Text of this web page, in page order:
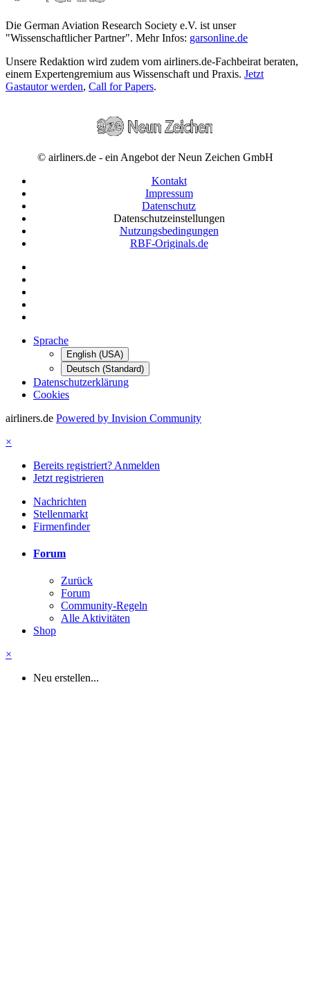
Die German Aviation Research Society e.V. ist unser
"Wissenschaftlicher Partner". Mehr Infos: garsonline.de
Unsere Redaktion wird zudem vom airliners.de-Fachbeirat beraten,
einem Expertengremium aus Wissenschaft und Praxis. Jetzt
Gastautor werden, Call for Papers.
© airliners.de - ein Angebot der Neun Zeichen GmbH
Kontakt
Impressum
Datenschutz
Datenschutzeinstellungen
Nutzungsbedingungen
RBF-Originals.de
Sprache
English (USA)
Deutsch (Standard)
Datenschutzerklärung
Cookies
airliners.de Powered by Invision Community
×
Bereits registriert? Anmelden
Jetzt registrieren
Nachrichten
Stellenmarkt
Firmenfinder
Forum
Zurück
Forum
Community-Regeln
Alle Aktivitäten
Shop
×
Neu erstellen...